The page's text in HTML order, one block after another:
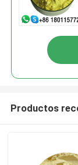
Productos